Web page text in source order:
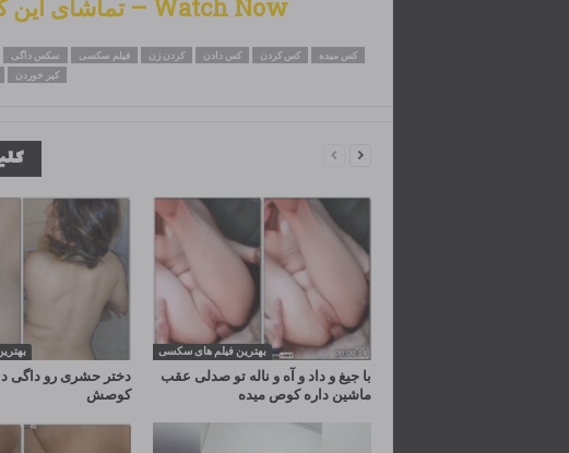
Watch Now – تماشای این کلیپ سکسی آخوند ایرانی
سکس داگی فیلم سکسی کردن زن کس دادن کس کردن
کس میده
کیر خوردن
دختر حشری رو داگی
کوصش
بهترین فیلم های سکسی
با جیغ و داد و آه و ناله تو صدلی عقب
ماشین داره کوص میده